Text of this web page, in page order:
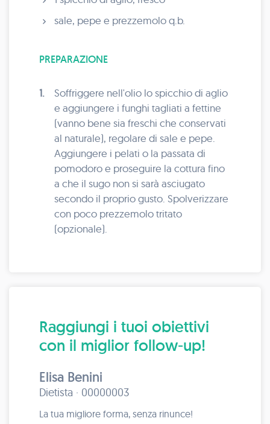
sale, pepe e prezzemolo q.b.
PREPARAZIONE
1.
Soffriggere nell'olio lo spicchio di aglio
e aggiungere i funghi tagliati a fettine
(vanno bene sia freschi che conservati
al naturale), regolare di sale e pepe.
Aggiungere i pelati o la passata di
pomodoro e proseguire la cottura fino
a che il sugo non si sarà asciugato
secondo il proprio gusto. Spolverizzare
con poco prezzemolo tritato
(opzionale).
Raggiungi i tuoi obiettivi
con il miglior follow-up!
Elisa Benini
Dietista · 00000003
La tua migliore forma, senza rinunce!